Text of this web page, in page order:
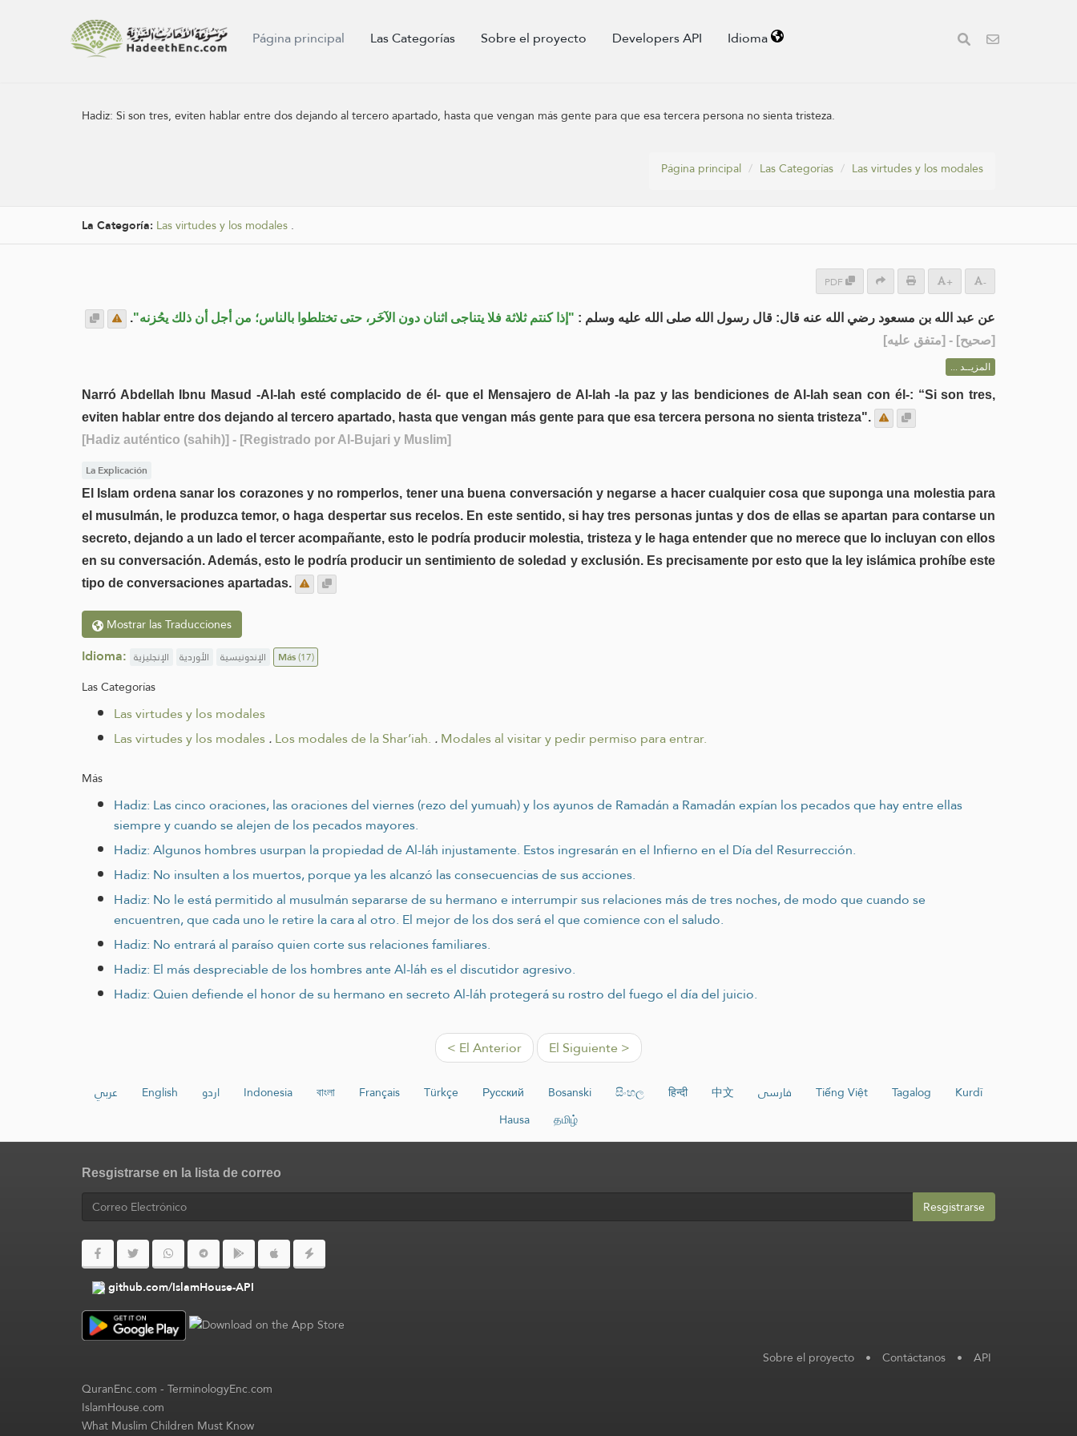
Página principal Las Categorías Sobre el proyecto Developers API Idioma
Hadiz:Si son tres, eviten hablar entre dos dejando al tercero apartado, hasta que vengan más gente para que esa tercera persona no sienta tristeza.
Página principal Las Categorías Las virtudes y los modales
La Categoría: Las virtudes y los modales .
PDF + -
عن عبد الله بن مسعود رضي الله عنه قال: قال رسول الله صلى الله عليه وسلم : "إذا كنتم ثلاثة فلا يتناجى اثنان دون الآخَر، حتى تختلطوا بالناس؛ من أجل أن ذلك يحُزنه".
[صحيح] - [متفق عليه]
المزيــد ...
Narró Abdellah Ibnu Masud -Al-lah esté complacido de él- que el Mensajero de Al-lah -la paz y las bendiciones de Al-lah sean con él-: “Si son tres,
eviten hablar entre dos dejando al tercero apartado, hasta que vengan más gente para que esa tercera persona no sienta tristeza".
[Hadiz auténtico (sahih)] - [Registrado por Al-Bujari y Muslim]
La Explicación
El Islam ordena sanar los corazones y no romperlos, tener una buena conversación y negarse a hacer cualquier cosa que suponga una molestia para
el musulmán, le produzca temor, o haga despertar sus recelos. En este sentido, si hay tres personas juntas y dos de ellas se apartan para contarse un
secreto, dejando a un lado el tercer acompañante, esto le podría producir molestia, tristeza y le haga entender que no merece que lo incluyan con ellos
en su conversación. Además, esto le podría producir un sentimiento de soledad y exclusión. Es precisamente por esto que la ley islámica prohíbe este
tipo de conversaciones apartadas.
Mostrar las Traducciones
Idioma: الإنجليزية الأوردية الإندونيسية Más(17)
Las Categorías
Las virtudes y los modales
Las virtudes y los modales.Los modales de la Shar’iah. .Modales al visitar y pedir permiso para entrar.
Más
Hadiz: Las cinco oraciones, las oraciones del viernes (rezo del yumuah) y los ayunos de Ramadán a Ramadán expían los pecados que hay entre ellas
siempre y cuando se alejen de los pecados mayores.
Hadiz: Algunos hombres usurpan la propiedad de Al-láh injustamente. Estos ingresarán en el Infierno en el Día del Resurrección.
Hadiz: No insulten a los muertos, porque ya les alcanzó las consecuencias de sus acciones.
Hadiz: No le está permitido al musulmán separarse de su hermano e interrumpir sus relaciones más de tres noches, de modo que cuando se
encuentren, que cada uno le retire la cara al otro. El mejor de los dos será el que comience con el saludo.
Hadiz: No entrará al paraíso quien corte sus relaciones familiares.
Hadiz: El más despreciable de los hombres ante Al-láh es el discutidor agresivo.
Hadiz: Quien defiende el honor de su hermano en secreto Al-láh protegerá su rostro del fuego el día del juicio.
< El Anterior El Siguiente >
عربي English اردو Indonesia বাংলা Français Türkçe Русский Bosanski සිංහල हिन्दी 中文 فارسی Tiếng Việt Tagalog
Kurdî
Hausa
தமிழ்
Resgistrarse en la lista de correo
Resgistrarse
github.com/IslamHouse-API
Sobre el proyecto • Contáctanos • API
QuranEnc.com-TerminologyEnc.com
IslamHouse.com
What Muslim Children Must Know